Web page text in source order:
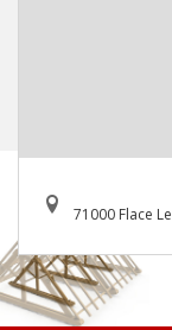
71000 Flace